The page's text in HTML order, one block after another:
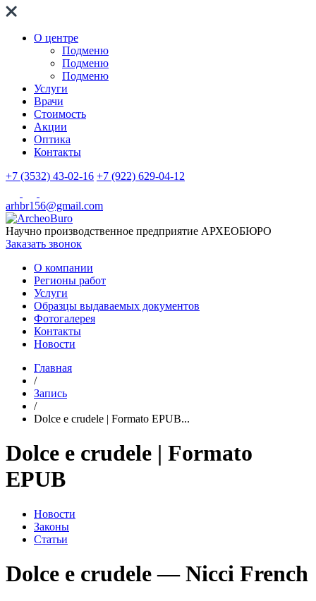
О центре
Подменю
Подменю
Подменю
Услуги
Врачи
Стоимость
Акции
Оптика
Контакты
+7 (3532) 43-02-16 +7 (922) 629-04-12
arhbr156@gmail.com
Научно производственное предприятие АРХЕОБЮРО
Заказать звонок
О компании
Регионы работ
Услуги
Образцы выдаваемых документов
Фотогалерея
Контакты
Новости
Главная
/
Запись
/
Dolce e crudele | Formato EPUB...
Dolce e crudele | Formato
EPUB
Новости
Законы
Статьи
Dolce e crudele — Nicci French